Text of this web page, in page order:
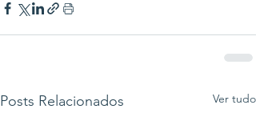
Posts Relacionados Ver tudo